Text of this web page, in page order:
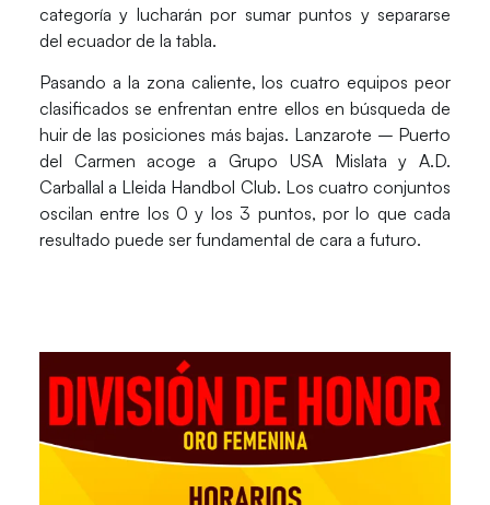
categoría y lucharán por sumar puntos y separarse
del ecuador de la tabla.
Pasando a la zona caliente, los cuatro equipos peor
clasificados se enfrentan entre ellos en búsqueda de
huir de las posiciones más bajas. Lanzarote – Puerto
del Carmen acoge aGrupo USA Mislata yA.D.
Carballal a Lleida Handbol Club. Los cuatro conjuntos
oscilan entre los 0 y los 3 puntos, por lo que cada
resultado puede ser fundamental de cara a futuro.